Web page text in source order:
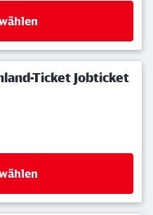
Ticket Jobticket